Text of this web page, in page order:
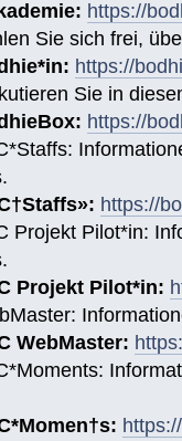
https://
Sie sich frei,
https://
Sie in
https://
https://
Projekt Pilot*in:
Projekt Pilot*in:
WebMaster: